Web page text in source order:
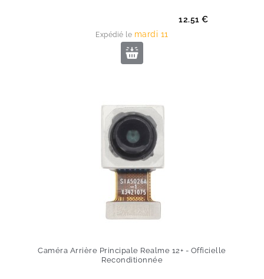
12.51 €
Expédié le mardi 11
Caméra Arrière Principale Realme 12+ - Officielle
Reconditionnée